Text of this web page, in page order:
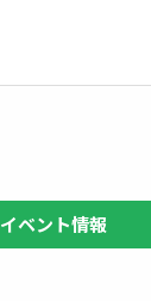
イベント情報